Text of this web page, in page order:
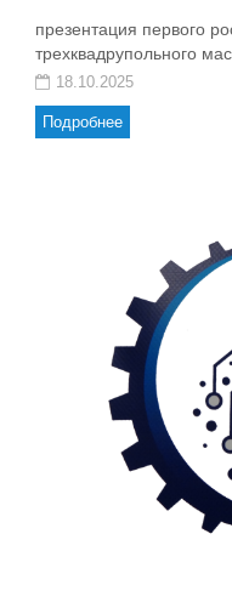
презентация первого
трехквадрупольного
18.10.2025
Подробнее